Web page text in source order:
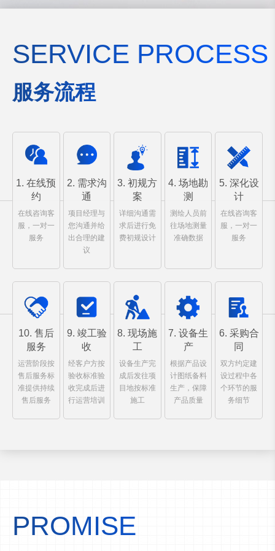
SERVICE PROCESS
服务流程
1. 在线预
约
在线咨询客
服，一对一
服务
2. 需求沟
通
项目经理与
您沟通并给
出合理的建
议
3. 初规方
案
详细沟通需
求后进行免
费初规设计
4. 场地勘
测
测绘人员前
往场地测量
准确数据
5. 深化设
计
在线咨询客
服，一对一
服务
10. 售后
服务
运营阶段按
售后服务标
准提供持续
售后服务
9. 竣工验
收
经客户方按
验收标准验
收完成后进
行运营培训
8. 现场施
工
设备生产完
成后发往项
目地按标准
施工
7. 设备生
产
根据产品设
计图纸备料
生产，保障
产品质量
6. 采购合
同
双方约定建
设过程中各
个环节的服
务细节
PROMISE